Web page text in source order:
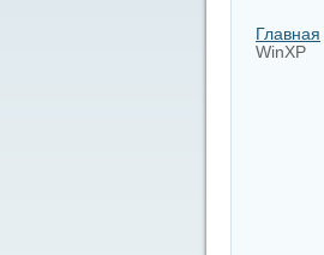
Главная
WinXP